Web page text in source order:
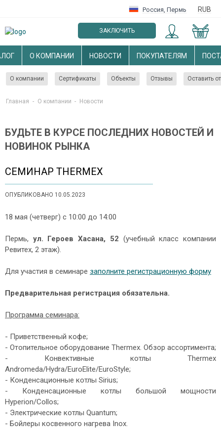
Россия, Пермь RUB
ЗАКЛЮЧИТЬ
ОПТОВЫЙ ДОГОВОР
О КОМПАНИИ НОВОСТИ ПОКУПАТЕЛЯМ
О компании Сертификаты Объекты Отзывы Оставить
Главная - О компании - Новости
БУДЬТЕ В КУРСЕ ПОСЛЕДНИХ НОВОСТЕЙ И
НОВИНОК РЫНКА
СЕМИНАР THERMEX
ОПУБЛИКОВАНО 10.05.2023
18 мая (четверг) с 10:00 до 14:00
Пермь, ул. Героев Хасана, 52 (учебный класс компании
Ревитех, 2 этаж).
Для участия в семинаре заполните регистрационную форму
Предварительная регистрация обязательна.
Программа семинара:
- Приветственный кофе;
- Отопительное оборудование Thermex. Обзор ассортимента;
- Конвективные котлы Thermex
Andromeda/Hydra/EuroElite/EuroStyle;
- Конденсационные котлы Sirius;
- Конденсационные котлы большой мощности
Hyperion/Collos;
- Электрические котлы Quantum;
- Бойлеры косвенного нагрева Inox.